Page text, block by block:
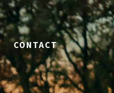
CONTACT